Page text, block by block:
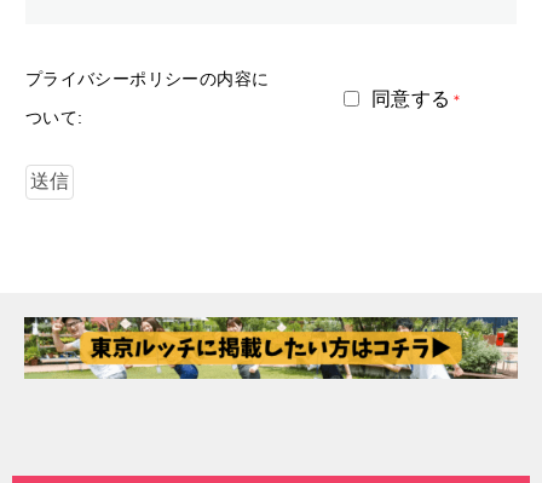
プライバシーポリシーの内容に
ついて:
同意する ＊